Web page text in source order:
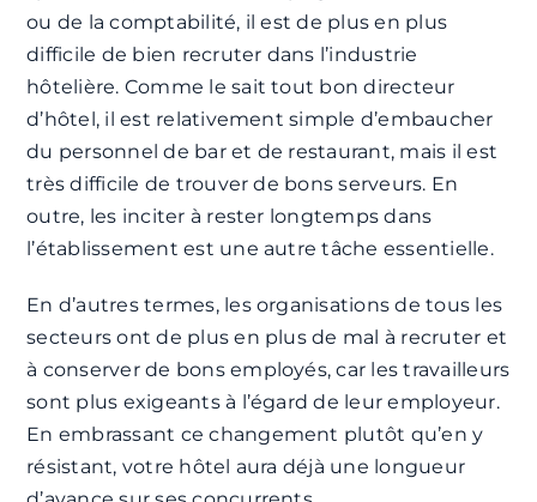
ou de la comptabilité, il est de plus en plus
difficile de bien recruter dans l’industrie
hôtelière. Comme le sait tout bon directeur
d’hôtel, il est relativement simple d’embaucher
du personnel de bar et de restaurant, mais il est
très difficile de trouver de bons serveurs. En
outre, les inciter à rester longtemps dans
l’établissement est une autre tâche essentielle.
En d’autres termes, les organisations de tous les
secteurs ont de plus en plus de mal à recruter et
à conserver de bons employés, car les travailleurs
sont plus exigeants à l’égard de leur employeur.
En embrassant ce changement plutôt qu’en y
résistant, votre hôtel aura déjà une longueur